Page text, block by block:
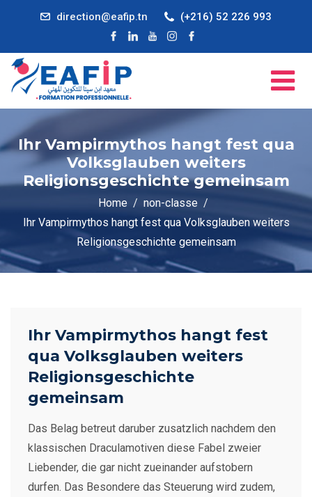
direction@eafip.tn (+216) 52 226 993
Ihr Vampirmythos hangt fest qua
Volksglauben weiters
Religionsgeschichte gemeinsam
Home
non-classe
Ihr Vampirmythos hangt fest qua Volksglauben weiters
Religionsgeschichte gemeinsam
Ihr Vampirmythos hangt fest
qua Volksglauben weiters
Religionsgeschichte
gemeinsam
Das Belag betreut daruber zusatzlich nachdem den
klassischen Draculamotiven diese Fabel zweier
Liebender, die gar nicht zueinander aufstobern
durfen. Das Besondere das Steuerung wird zudem,